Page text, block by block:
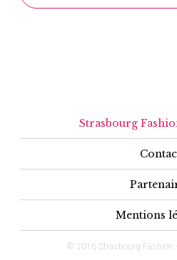
Strasbourg
Mentions
© 2016 Strasbourg Fashion